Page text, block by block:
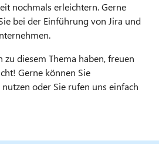
nochmals erleichtern. Gerne
bei der Einführung von Jira und
zu diesem Thema haben, freuen
Gerne können Sie
nutzen oder Sie rufen uns einfach